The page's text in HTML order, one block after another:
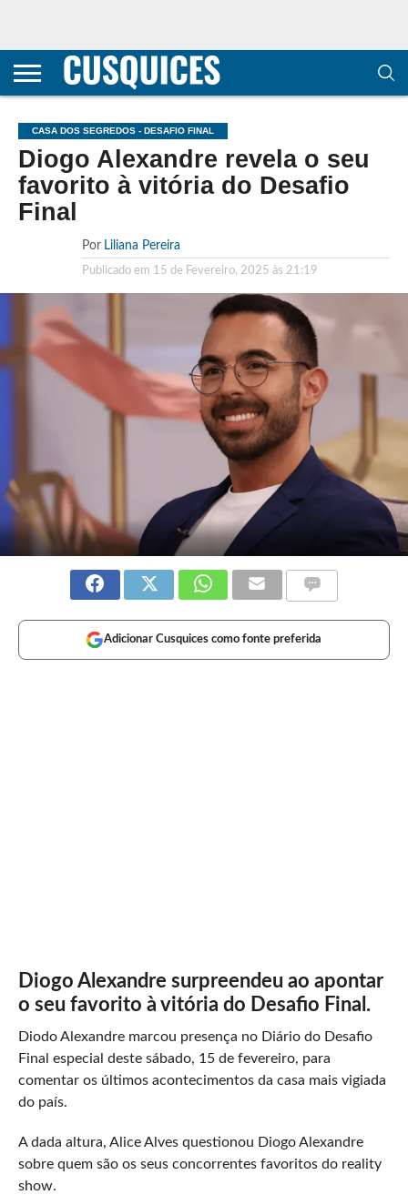
CONTACTOS
HOME
POLÍTICA DE
E COOKIES
SOBRE
TERMOS E
TRANSPARÊNCIA
METODOLOGIA
CASA DOS SEGREDOS - DESAFIO FINAL
Diogo Alexandre revela o seu
favorito à vitória do Desafio
Final
Por Liliana Pereira
Publicado em 15 de Fevereiro, 2025 às 21:19
Adicionar Cusquices como fonte preferida
Diogo Alexandre surpreendeu ao apontar
o seu favorito à vitória do Desafio Final.
Diodo Alexandre marcou presença no Diário do Desafio
Final especial deste sábado, 15 de fevereiro, para
comentar os últimos acontecimentos da casa mais vigiada
do país.
A dada altura, Alice Alves questionou Diogo Alexandre
sobre quem são os seus concorrentes favoritos do reality
show.